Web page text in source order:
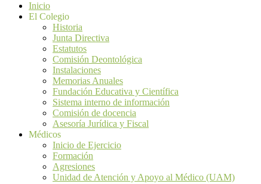
Inicio
El Colegio
Historia
Junta Directiva
Estatutos
Comisión Deontológica
Instalaciones
Memorias Anuales
Fundación Educativa y Científica
Sistema interno de información
Comisión de docencia
Asesoría Jurídica y Fiscal
Médicos
Inicio de Ejercicio
Formación
Agresiones
Unidad de Atención y Apoyo al Médico (UAM)